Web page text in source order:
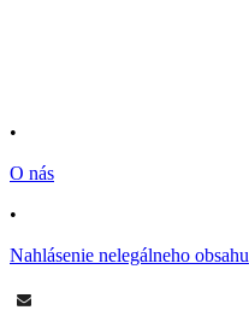
•
O nás
•
Nahlásenie nelegálneho obsahu